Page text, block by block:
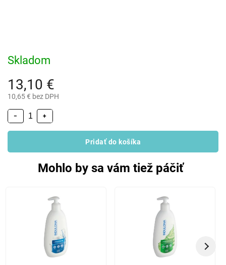
13,10 €
10,65 € bez DPH
Skladom
+
−
Pridať do košíka
Mohlo by sa vám tiež páčiť